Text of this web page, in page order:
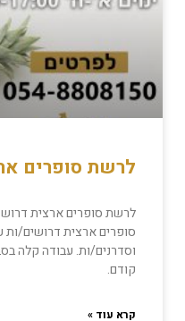
לרשת סופרים
לרשת סופרים ארצית
סופרים ארצית דרושים/
וסדרנים/ות. עבודה קלה
קודם.
קרא עוד »